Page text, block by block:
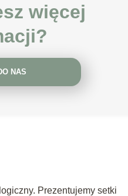
więcej
NAS
Prezentujemy setki